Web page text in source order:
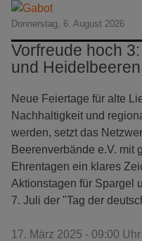
Donnerstag, 6. August 2026
Vorfreude hoch
und Heidelbeeren
Neue Feiertage für alte
Nachhaltigkeit und
werden, setzt das
Beerenverbände e.V. mit
Ehrentagen ein klares
Aktionstagen für Spargel
7. Juli der "Tag der
17. März 2025 - 09:00 Uhr